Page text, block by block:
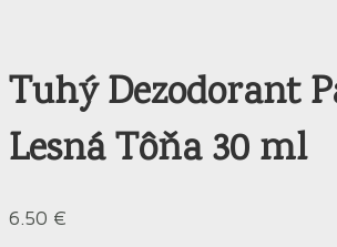
Tuhý Dezodorant
Lesná Tôňa 30 ml
6.50 €